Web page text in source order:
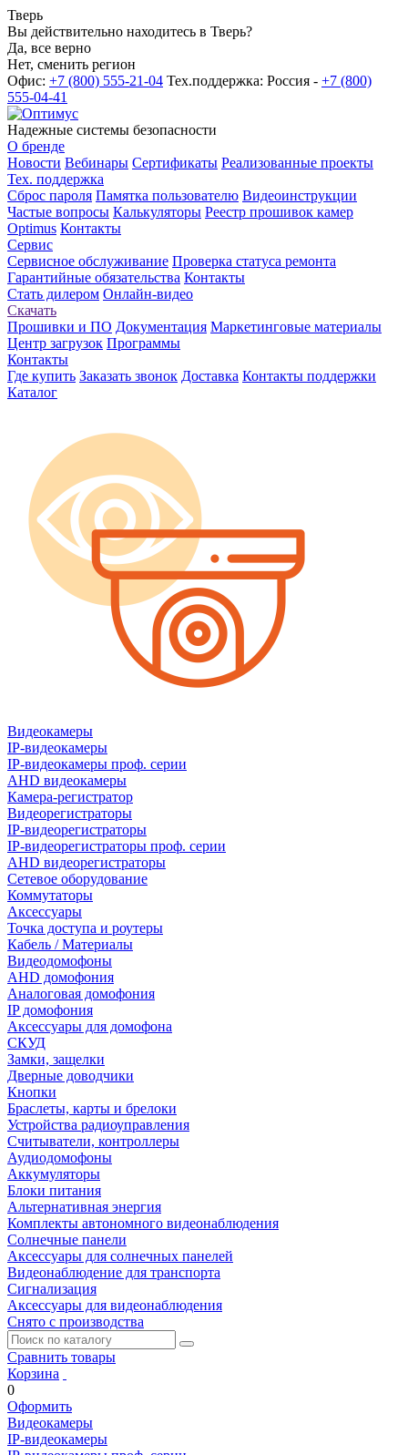
Тверь
Вы действительно находитесь в Тверь?
Да, все верно
Нет, сменить регион
Офис: +7 (800) 555-21-04 Тех.поддержка: Россия - +7 (800)
555-04-41
Надежные системы безопасности
О бренде
Новости Вебинары Сертификаты Реализованные проекты
Тех. поддержка
Сброс пароля Памятка пользователю Видеоинструкции
Частые вопросы Калькуляторы Реестр прошивок камер
Optimus Контакты
Сервис
Сервисное обслуживание Проверка статуса ремонта
Гарантийные обязательства Контакты
Стать дилером Онлайн-видео
Скачать
Прошивки и ПО Документация Маркетинговые материалы
Центр загрузок Программы
Контакты
Где купить Заказать звонок Доставка Контакты поддержки
Каталог
Видеокамеры
IP-видеокамеры
IP-видеокамеры проф. серии
AHD видеокамеры
Камера-регистратор
Видеорегистраторы
IP-видеорегистраторы
IP-видеорегистраторы проф. серии
AHD видеорегистраторы
Сетевое оборудование
Коммутаторы
Аксессуары
Точка доступа и роутеры
Кабель / Материалы
Видеодомофоны
AHD домофония
Аналоговая домофония
IP домофония
Аксессуары для домофона
СКУД
Замки, защелки
Дверные доводчики
Кнопки
Браслеты, карты и брелоки
Устройства радиоуправления
Считыватели, контроллеры
Аудиодомофоны
Аккумуляторы
Блоки питания
Альтернативная энергия
Комплекты автономного видеонаблюдения
Солнечные панели
Аксессуары для солнечных панелей
Видеонаблюдение для транспорта
Сигнализация
Аксессуары для видеонаблюдения
Снято с производства
Сравнить товары
Корзина
0
Оформить
Видеокамеры
IP-видеокамеры